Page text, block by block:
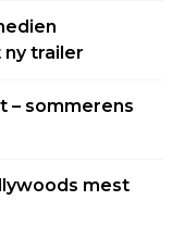
ny trailer
– sommerens
mest